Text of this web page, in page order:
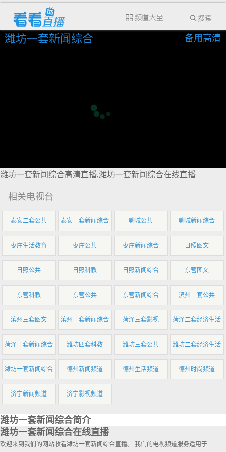
潍坊一套新闻综合 备用高清
潍坊一套新闻综合高清直播,潍坊一套新闻综合在线直播
相关电视台
泰安二套公共 泰安一套新闻综合 聊城公共 聊城新闻综合
枣庄生活教育 枣庄公共 枣庄新闻综合 日照图文
日照公共 日照科教 日照新闻综合 东营图文
东营科教 东营公共 东营新闻综合 滨州二套公共
滨州三套图文 滨州一套新闻综合 菏泽三套影视 菏泽二套经济生活
菏泽一套新闻综合 潍坊四套科教 潍坊三套公共 潍坊二套经济生活
潍坊一套新闻综合 德州新闻频道 德州生活频道 德州时尚频道
济宁新闻频道 济宁影视频道
潍坊一套新闻综合简介
潍坊一套新闻综合在线直播
欢迎来到我们的网站收看潍坊一套新闻综合直播。 我们的电视频道服务适用于